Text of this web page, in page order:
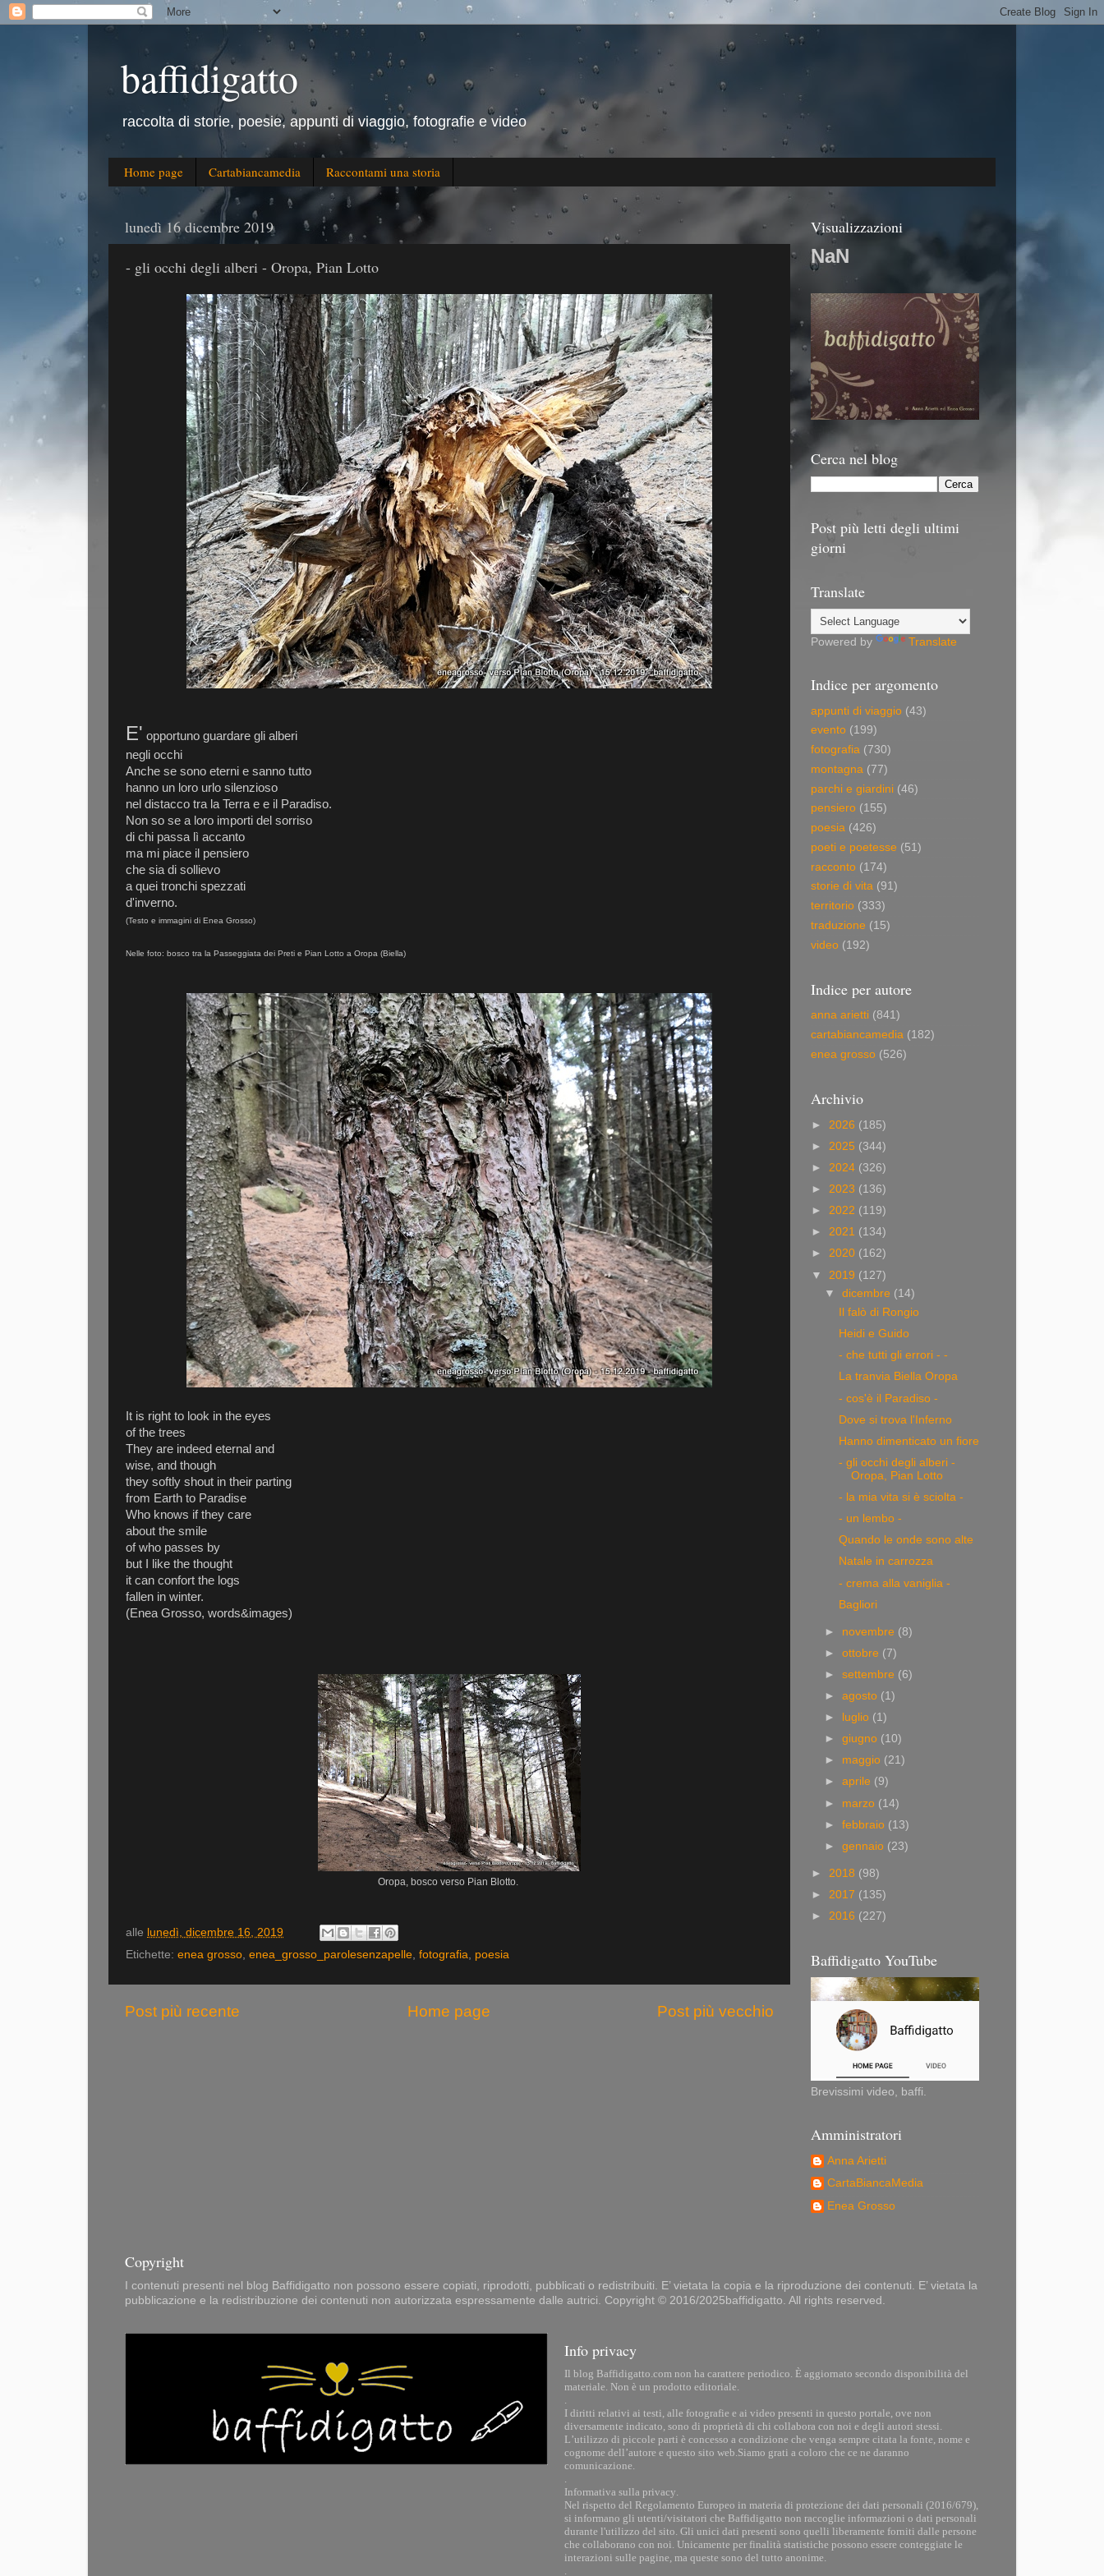
baffidigatto
raccolta di storie, poesie, appunti di viaggio, fotografie e video
Home page Cartabiancamedia Raccontami una storia
lunedì 16 dicembre 2019
- gli occhi degli alberi - Oropa, Pian Lotto
E' opportuno guardare gli alberi
negli occhi
Anche se sono eterni e sanno tutto
hanno un loro urlo silenzioso
nel distacco tra la Terra e e il Paradiso.
Non so se a loro importi del sorriso
di chi passa lì accanto
ma mi piace il pensiero
che sia di sollievo
a quei tronchi spezzati
d'inverno.
(Testo e immagini di Enea Grosso)
Nelle foto: bosco tra la Passeggiata dei Preti e Pian Lotto a Oropa (Biella)
It is right to look in the eyes
of the trees
They are indeed eternal and
wise, and though
they softly shout in their parting
from Earth to Paradise
Who knows if they care
about the smile
of who passes by
but I like the thought
it can confort the logs
fallen in winter.
(Enea Grosso, words&images)
Oropa, bosco verso Pian Blotto.
alle lunedì, dicembre 16, 2019
Etichette: enea grosso, enea_grosso_parolesenzapelle, fotografia, poesia
Post più recente Post più vecchio
Home page
Visualizzazioni
NaN
Cerca nel blog
Post più letti degli ultimi
giorni
Translate
Powered by Translate
Indice per argomento
appunti di viaggio (43)
evento (199)
fotografia (730)
montagna (77)
parchi e giardini (46)
pensiero (155)
poesia (426)
poeti e poetesse (51)
racconto (174)
storie di vita (91)
territorio (333)
traduzione (15)
video (192)
Indice per autore
anna arietti (841)
cartabiancamedia (182)
enea grosso (526)
Archivio
► 2026 (185)
► 2025 (344)
► 2024 (326)
► 2023 (136)
► 2022 (119)
► 2021 (134)
► 2020 (162)
▼ 2019 (127)
▼dicembre (14)
Il falò di Rongio
Heidi e Guido
- che tutti gli errori - -
La tranvia Biella Oropa
- cos'è il Paradiso -
Dove si trova l'Inferno
Hanno dimenticato un fiore
- gli occhi degli alberi -
Oropa, Pian Lotto
- la mia vita si è sciolta -
- un lembo -
Quando le onde sono alte
Natale in carrozza
- crema alla vaniglia -
Bagliori
► novembre (8)
►ottobre (7)
►settembre (6)
►agosto (1)
►
luglio (1)
►giugno (10)
► maggio (21)
►aprile (9)
► marzo (14)
►febbraio (13)
►gennaio (23)
► 2018 (98)
► 2017 (135)
► 2016 (227)
Baffidigatto YouTube
Brevissimi video, baffi.
Amministratori
Anna Arietti
CartaBiancaMedia
Enea Grosso
Copyright
I contenuti presenti nel blog Baffidigatto non possono essere copiati, riprodotti, pubblicati o redistribuiti. E’ vietata la copia e la riproduzione dei contenuti. E’ vietata la
pubblicazione e la redistribuzione dei contenuti non autorizzata espressamente dalle autrici. Copyright © 2016/2025baffidigatto. All rights reserved.
Info privacy
Il blog Baffidigatto.com non ha carattere periodico. È aggiornato secondo disponibilità del
materiale. Non è un prodotto editoriale.
I diritti relativi ai testi, alle fotografie e ai video presenti in questo portale, ove non
diversamente indicato, sono di proprietà di chi collabora con noi e degli autori stessi.
L’utilizzo di piccole parti è concesso a condizione che venga sempre citata la fonte, nome e
cognome dell’autore e questo sito web.Siamo grati a coloro che ce ne daranno
comunicazione.
Informativa sulla privacy.
Nel rispetto del Regolamento Europeo in materia di protezione dei dati personali (2016/679),
si informano gli utenti/visitatori che Baffidigatto non raccoglie informazioni o dati personali
durante l'utilizzo del sito. Gli unici dati presenti sono quelli liberamente forniti dalle persone
che collaborano con noi. Unicamente per finalità statistiche possono essere conteggiate le
interazioni sulle pagine, ma queste sono del tutto anonime.